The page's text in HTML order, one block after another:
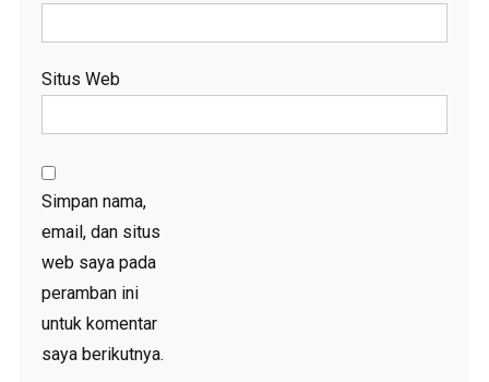
Situs Web
Simpan nama,
email, dan situs
web saya pada
peramban ini
untuk komentar
saya berikutnya.